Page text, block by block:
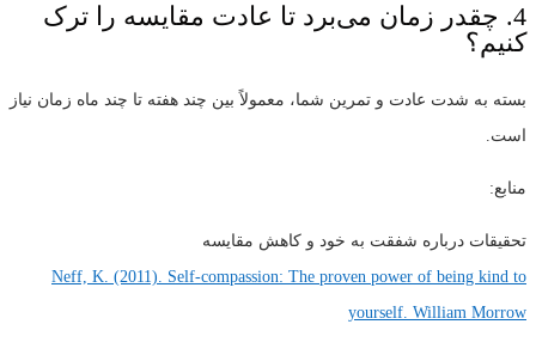
4. چقدر زمان می‌برد تا عادت مقایسه را ترک
کنیم؟
بسته به شدت عادت و تمرین شما، معمولاً بین چند هفته تا چند ماه زمان نیاز
است.
منابع:
تحقیقات درباره شفقت به خود و کاهش مقایسه
Neff, K. (2011). Self-compassion: The proven power of being kind to
yourself. William Morrow